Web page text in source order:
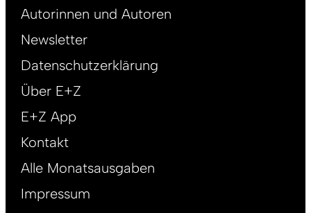
Footer
DE
Autorinnen und Autoren
Newsletter
Datenschutzerklärung
Über E+Z
E+Z App
Kontakt
Alle Monatsausgaben
Impressum